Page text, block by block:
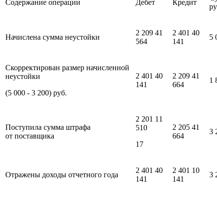
Содержание операции Дебет Кредит
Начислена сумма неустойки
2 209 41
564
2 401 40
141
5
Скорректирован размер начисленной
неустойки
(5 000 - 3 200) руб.
2 401 40
141
2 209 41
664
1
Поступила сумма штрафа
от поставщика
2 201 11
510
17
2 205 41
664
3
Отражены доходы отчетного года
2 401 40
141
2 401 10
141
3